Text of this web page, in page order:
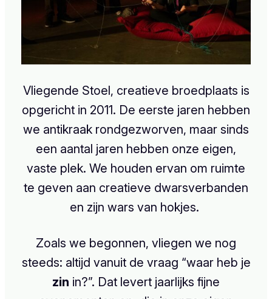
Vliegende Stoel, creatieve broedplaats is
opgericht in 2011. De eerste jaren hebben
we antikraak rondgezworven, maar sinds
een aantal jaren hebben onze eigen,
vaste plek. We houden ervan om ruimte
te geven aan creatieve dwarsverbanden
en zijn wars van hokjes.
Zoals we begonnen, vliegen we nog
steeds: altijd vanuit de vraag “waar heb je
zin in?”. Dat levert jaarlijks fijne